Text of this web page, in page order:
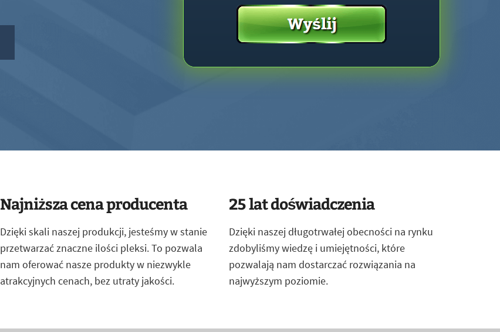
Najniższa cena producenta
Dzięki skali naszej produkcji, jesteśmy w stanie
przetwarzać znaczne ilości pleksi. To pozwala
nam oferować nasze produkty w niezwykle
atrakcyjnych cenach, bez utraty jakości.
25 lat doświadczenia
Dzięki naszej długotrwałej obecności na rynku
zdobyliśmy wiedzę i umiejętności, które
pozwalają nam dostarczać rozwiązania na
najwyższym poziomie.